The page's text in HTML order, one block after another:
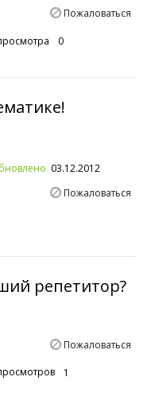
Пожаловаться
0
03.12.2012
Пожаловаться
репетитор?
Пожаловаться
1